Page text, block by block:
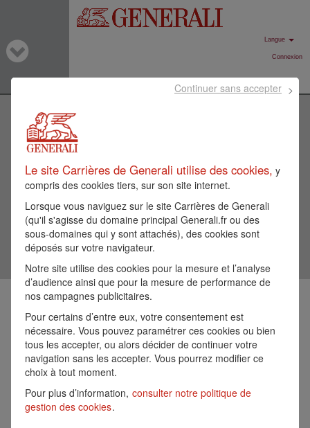
Langue
Connexion
Rechercher par mot-clé
Rechercher par lieu
Afficher plus d’options
Sélectionnez la fréquence (en jours) de
réception d’une alerte :
Créer une alerte
Désolé, ce poste est déjà pourvu.
Le site Carrières de Generali utilise des cookies, y
compris des cookies tiers, sur son site internet.
Lorsque vous naviguez sur le site Carrières de Generali
(qu'il s'agisse du domaine principal Generali.fr ou des
sous-domaines qui y sont attachés), des cookies sont
déposés sur votre navigateur.
Notre site utilise des cookies pour la mesure et l’analyse
d’audience ainsi que pour la mesure de performance de
nos campagnes publicitaires.
Pour certains d’entre eux, votre consentement est
nécessaire. Vous pouvez paramétrer ces cookies ou bien
tous les accepter, ou alors décider de continuer votre
navigation sans les accepter. Vous pourrez modifier ce
choix à tout moment.
Pour plus d’information, consulter notre politique de
gestion des cookies.
Continuer sans accepter